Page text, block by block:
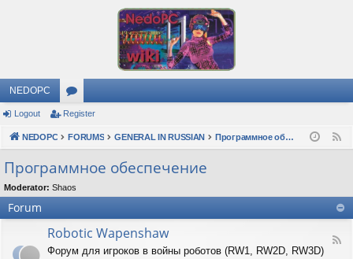
NEDOPC
or
u
s
Logout Register
NEDOPC FORUMS GENERAL IN RUSSIAN Программное обеспечение
Программное обеспечение
Moderator: Shaos
Forum
F
Robotic Wapenshaw
Форум для игроков в войны роботов (RW1, RW2D, RW3D)